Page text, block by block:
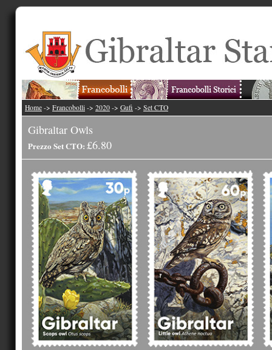
Home -> Francobolli -> 2020 -> Gufi -> Set CTO
Gibraltar Owls
Prezzo Set CTO: £6.80